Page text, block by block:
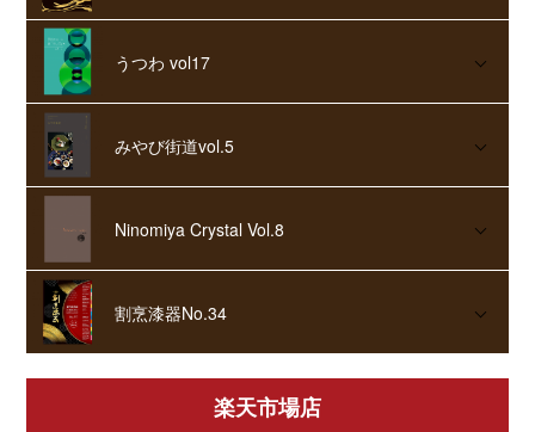
うつわ vol17
みやび街道vol.5
Ninomiya Crystal Vol.8
割烹漆器No.34
楽天市場店